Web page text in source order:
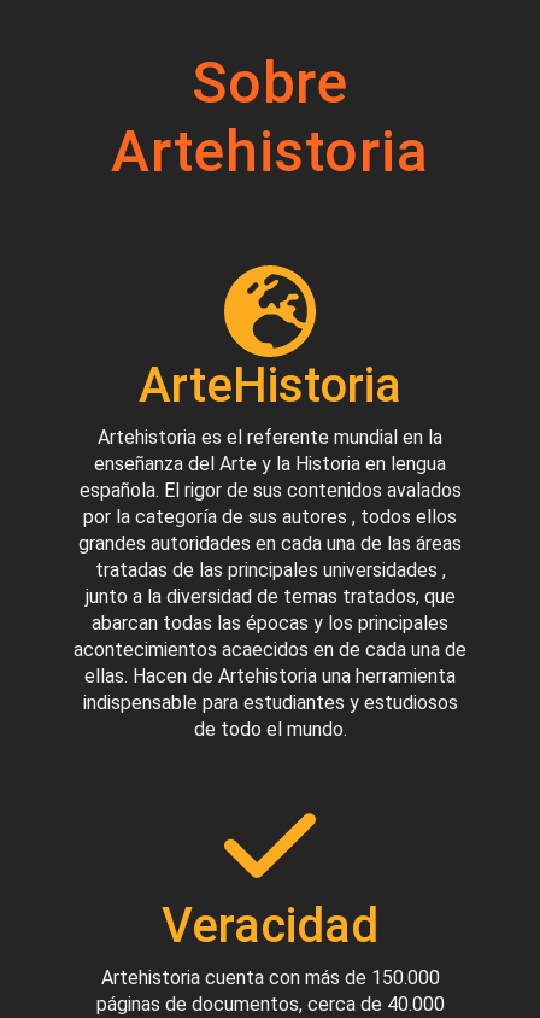
Sobre
Artehistoria
ArteHistoria
Artehistoria es el referente mundial en la
enseñanza del Arte y la Historia en lengua
española. El rigor de sus contenidos avalados
por la categoría de sus autores , todos ellos
grandes autoridades en cada una de las áreas
tratadas de las principales universidades ,
junto a la diversidad de temas tratados, que
abarcan todas las épocas y los principales
acontecimientos acaecidos en de cada una de
ellas. Hacen de Artehistoria una herramienta
indispensable para estudiantes y estudiosos
de todo el mundo.
Veracidad
Artehistoria cuenta con más de 150.000
páginas de documentos, cerca de 40.000